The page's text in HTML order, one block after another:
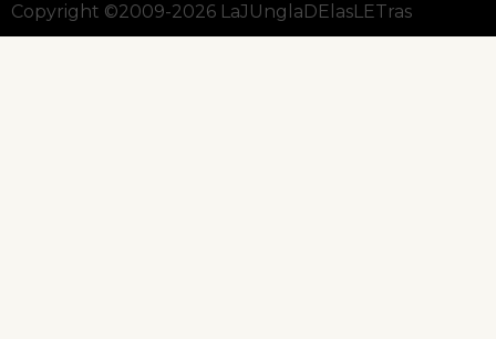
Copyright ©2009-2026 LaJUnglaDElasLETras